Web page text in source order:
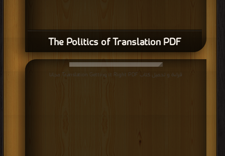
The Politics of Translation PDF
قراءة و تحميل كتاب Translation Getting it Right PDF مجانا